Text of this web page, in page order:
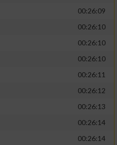
00:26:09
00:26:10
00:26:10
00:26:10
00:26:11
00:26:12
00:26:13
00:26:14
00:26:14